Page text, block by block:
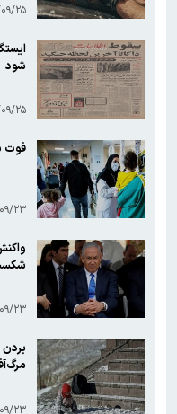
شود
فوت